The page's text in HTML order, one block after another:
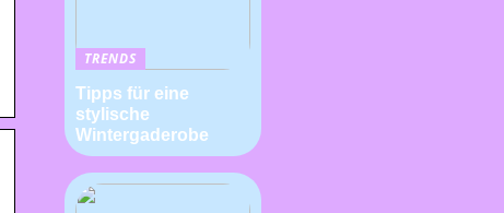
TRENDS
Tipps für eine
stylische
Wintergaderobe